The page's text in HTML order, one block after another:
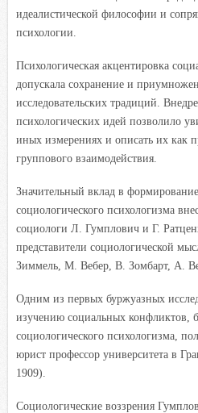
идеалистической философии и
психологии.
Психологическая акцентировка
допускала сохранение и
исследовательских традиций.
психологических идей позволило
иных измерениях и описать их как
группового взаимодействия.
Значительный вклад в
социологического психологизма
социологи Л. Гумплович и Г.
представители социологической
Зиммель, М. Вебер, В. Зомбарт, А.
Одним из первых буржуазных
изучению социальных конфликтов,
социологического психологизма,
юрист профессор университета в
1909).
Социологические воззрения